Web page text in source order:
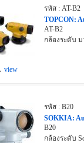
view
รหัส : AT-B2
TOPCON:
AT-B2
กล้องระดับ
รหัส : B20
SOKKIA:
B20
กล้องระดับ